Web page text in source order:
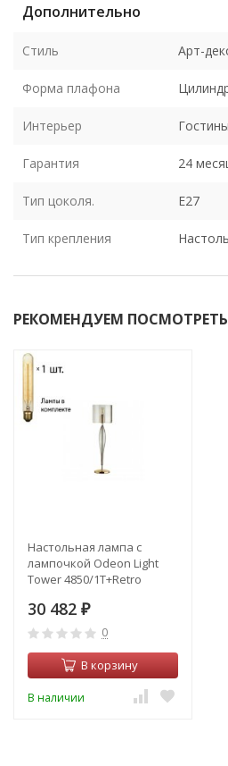
Дополнительно
Стиль Арт-
Форма плафона
Интерьер
Гарантия 24
Тип цоколя. E27
Тип крепления
РЕКОМЕНДУЕМ ПОСМОТРЕТЬ
Настольная лампа с
лампочкой Odeon Light
Tower 4850/1T+Retro
30 482 ₽
0
В корзину
В наличии